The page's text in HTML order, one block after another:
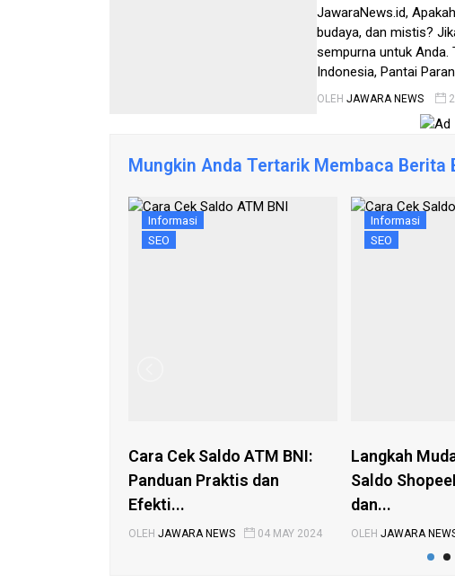
JawaraNews.id,
budaya, dan mistis?
sempurna untuk Anda.
Indonesia, Pantai
memikat. Artikel ini
alam di tepi samudra
OLEH JAWARA NEWS
Mungkin Anda Tertarik Membaca Berita
Informasi
SEO
Cara Cek Saldo ATM BNI:
Panduan Praktis dan
Efekti...
OLEH JAWARA NEWS 04 MAY 2024
Informasi
SEO
Langkah
Saldo
dan...
OLEH JAWARA